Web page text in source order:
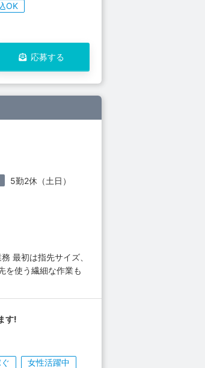
OK
応募する
5勤2休（土日）
最初は指先サイズ、
を使う繊細な作業も
す!
女性活躍中